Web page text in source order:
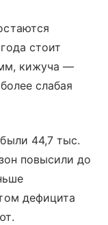
стоит
кижуча —
слабая
44,7 тыс.
повысили до
дефицита